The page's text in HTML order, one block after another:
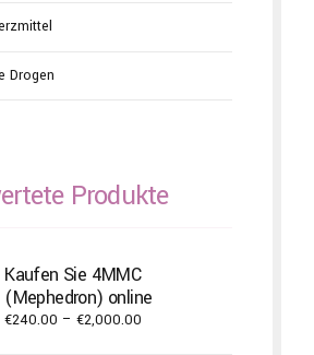
Drogen
Produkte
Kaufen Sie 4MMC
(Mephedron) online
€240.00 – €2,000.00